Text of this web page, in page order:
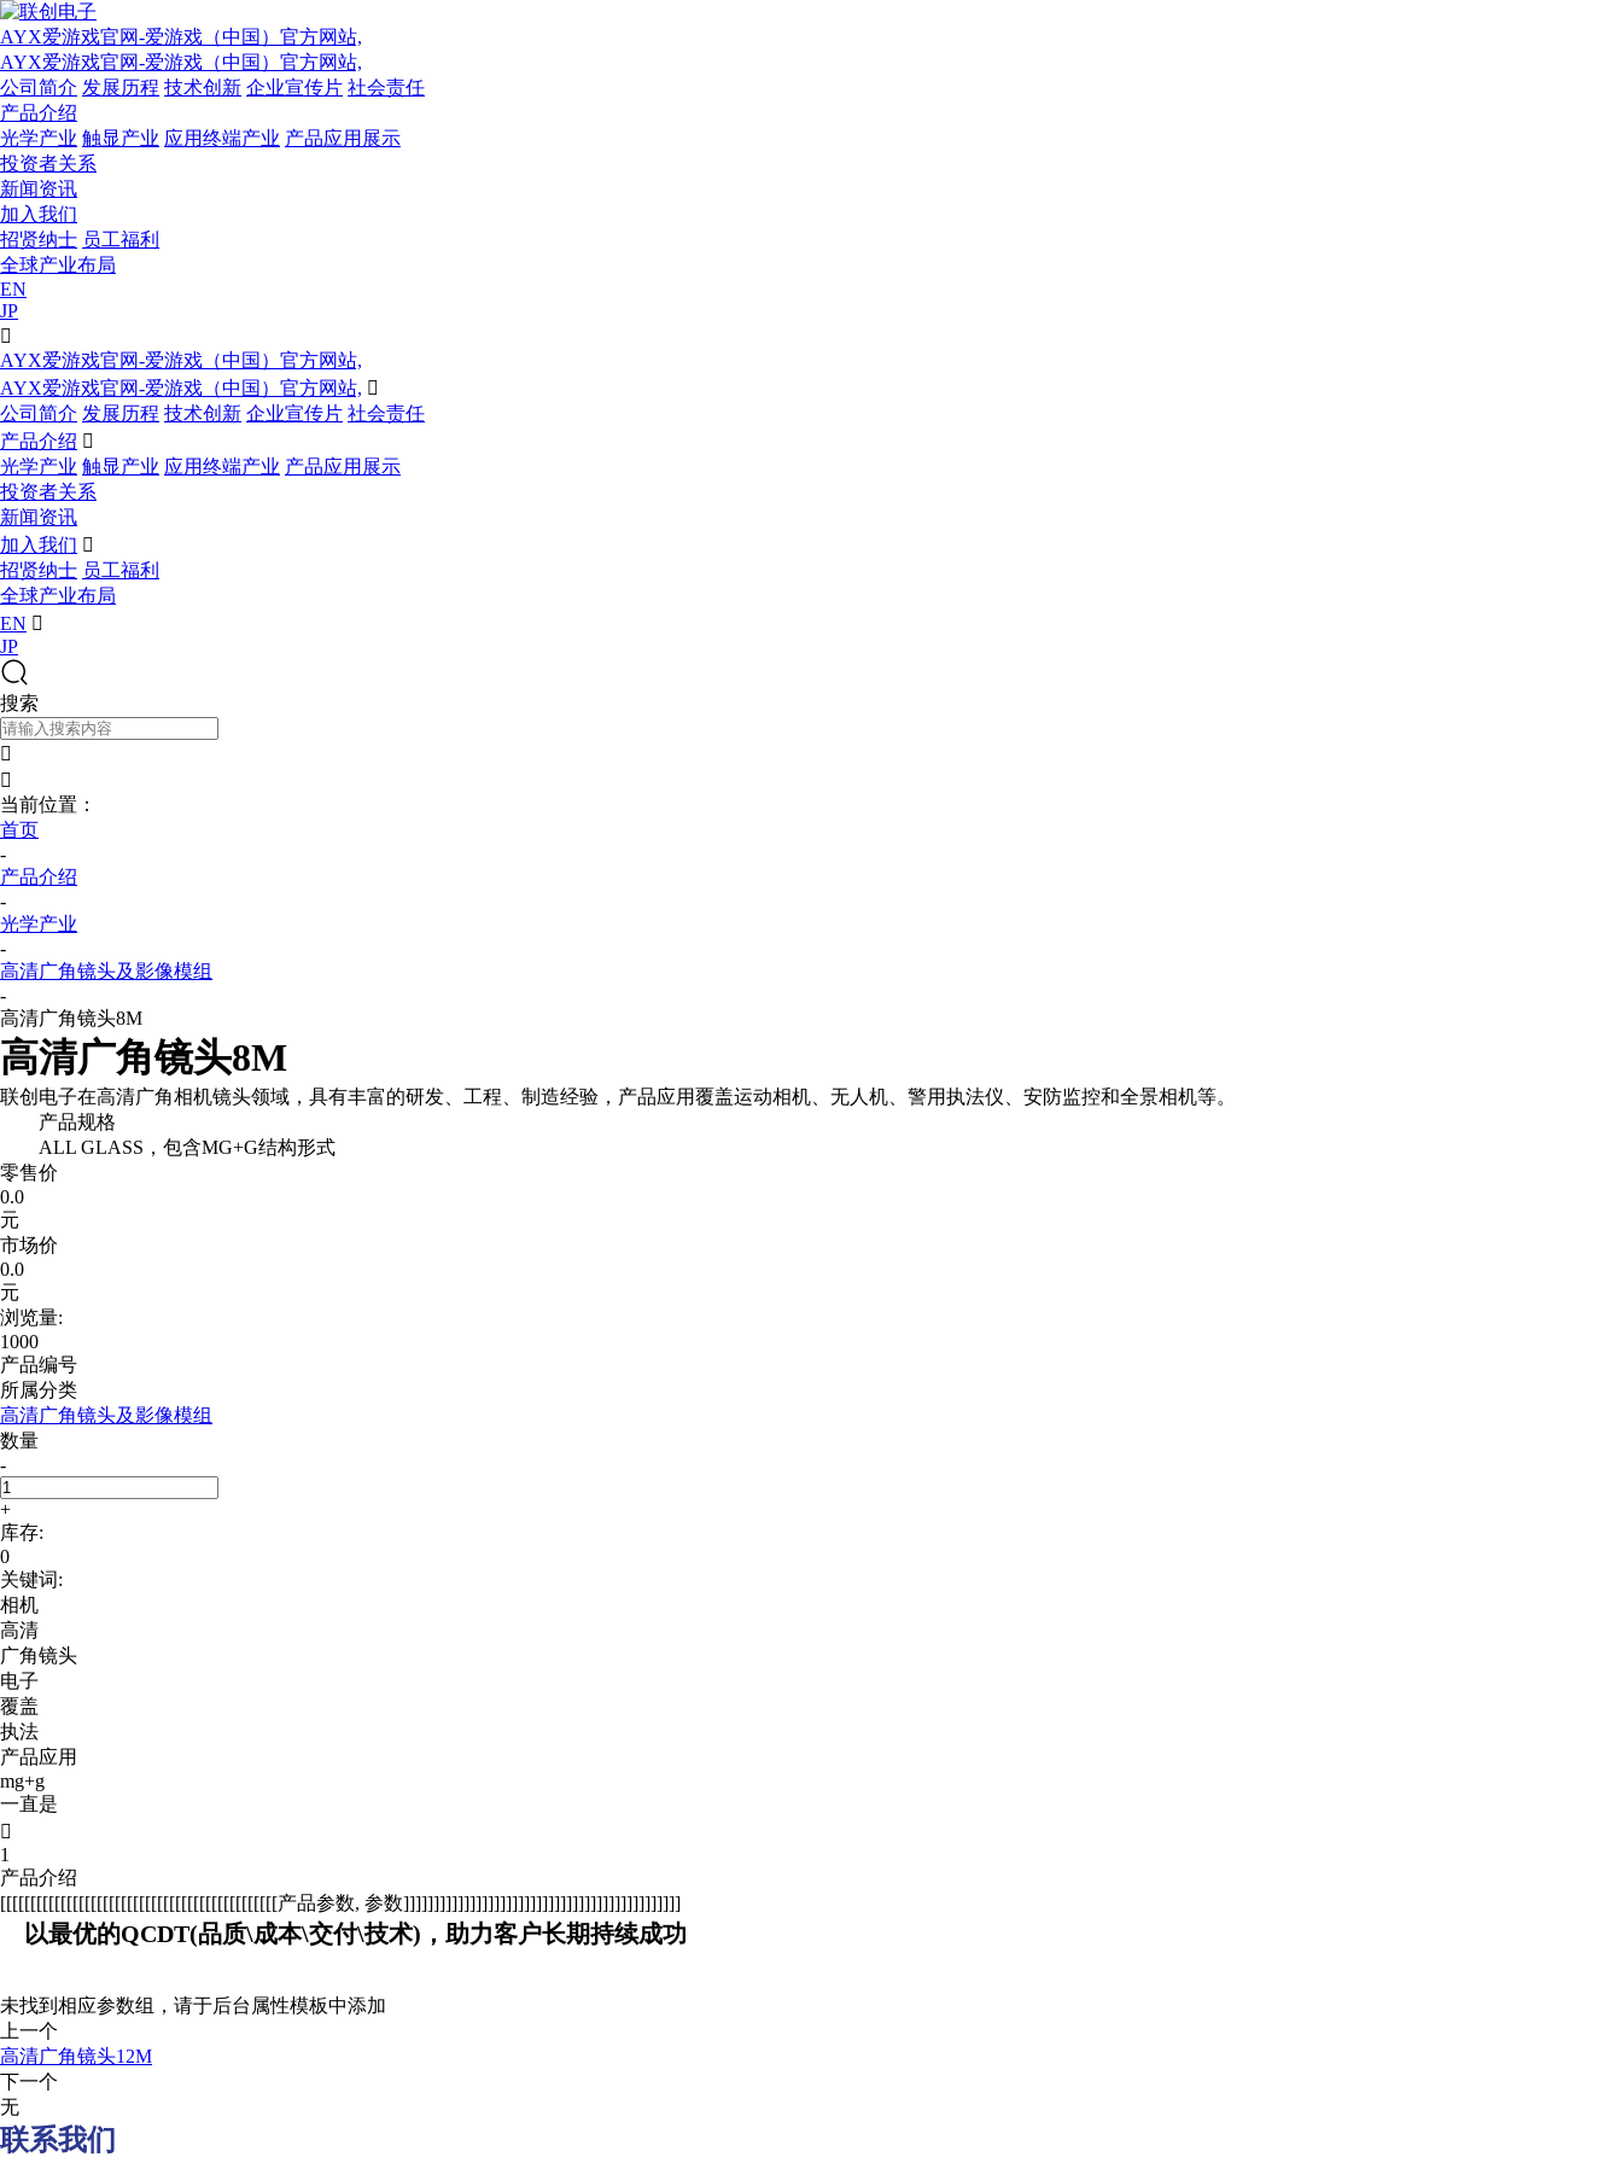
AYX爱游戏官网-爱游戏（中国）官方网站,
AYX爱游戏官网-爱游戏（中国）官方网站,
公司简介 发展历程 技术创新 企业宣传片 社会责任
产品介绍
光学产业 触显产业 应用终端产业 产品应用展示
投资者关系
新闻资讯
加入我们
招贤纳士 员工福利
全球产业布局
EN
JP

AYX爱游戏官网-爱游戏（中国）官方网站,
AYX爱游戏官网-爱游戏（中国）官方网站, 
公司简介 发展历程 技术创新 企业宣传片 社会责任
产品介绍 
光学产业 触显产业 应用终端产业 产品应用展示
投资者关系
新闻资讯
加入我们 
招贤纳士 员工福利
全球产业布局
EN 
JP
搜索


当前位置：
首页
-
产品介绍
-
光学产业
-
高清广角镜头及影像模组
-
高清广角镜头8M
高清广角镜头8M
联创电子在高清广角相机镜头领域，具有丰富的研发、工程、制造经验，产品应用覆盖运动相机、无人机、警用执法仪、安防监控和全景相机等。
产品规格
ALL GLASS，包含MG+G结构形式
零售价
0.0
元
市场价
0.0
元
浏览量:
1000
产品编号
所属分类
高清广角镜头及影像模组
数量
-
+
库存:
0
关键词:
相机
高清
广角镜头
电子
覆盖
执法
产品应用
mg+g
一直是

1
产品介绍
[[[[[[[[[[[[[[[[[[[[[[[[[[[[[[[[[[[[[[[[[[[[[[产品参数, 参数]]]]]]]]]]]]]]]]]]]]]]]]]]]]]]]]]]]]]]]]]]]]]]
以最优的QCDT(品质\成本\交付\技术)，助力客户长期持续成功
未找到相应参数组，请于后台属性模板中添加
上一个
高清广角镜头12M
下一个
无
联系我们